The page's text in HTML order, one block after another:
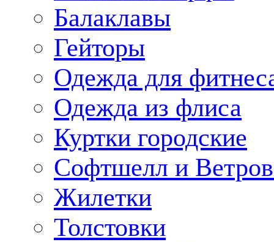
Балаклавы
Гейторы
Одежда для
Одежда из флиса
Куртки городские
Софтшелл и
Жилетки
Толстовки